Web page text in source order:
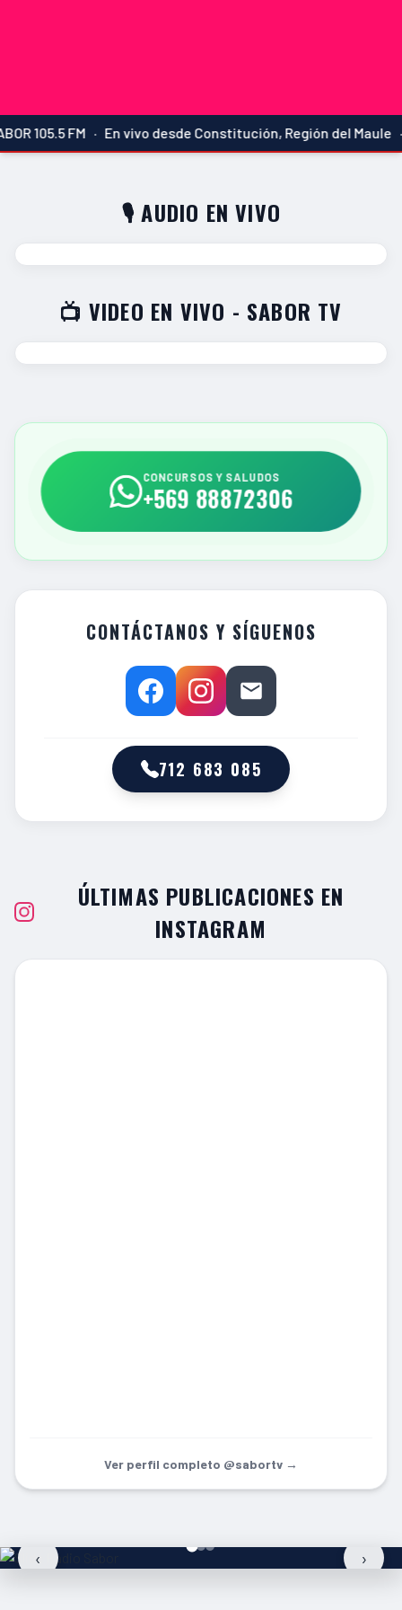
105.5 FM · En vivo desde Constitución, Región del Maule ·
🎙️ AUDIO EN VIVO
📺 VIDEO EN VIVO - SABOR TV
CONCURSOS Y SALUDOS
+569 88872306
CONTÁCTANOS Y SÍGUENOS
712 683 085
ÚLTIMAS PUBLICACIONES EN
INSTAGRAM
Ver perfil completo @sabortv →
‹ ›